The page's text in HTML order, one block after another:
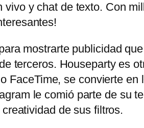
y chat de texto. Con
mostrarte publicidad
terceros. Houseparty es
se convierte
le comió parte de su
de sus filtros.